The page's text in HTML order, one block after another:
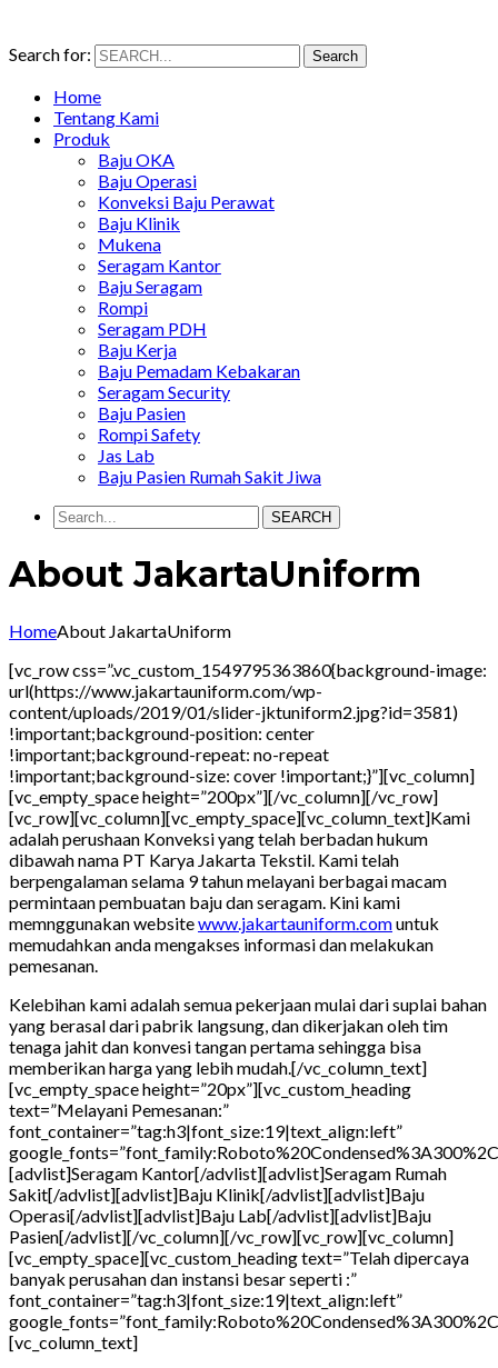
Search for: Search
Home
Tentang Kami
Produk
Baju OKA
Baju Operasi
Konveksi Baju Perawat
Baju Klinik
Mukena
Seragam Kantor
Baju Seragam
Rompi
Seragam PDH
Baju Kerja
Baju Pemadam Kebakaran
Seragam Security
Baju Pasien
Rompi Safety
Jas Lab
Baju Pasien Rumah Sakit Jiwa
SEARCH
About JakartaUniform
HomeAbout JakartaUniform
[vc_row css=”.vc_custom_1549795363860{background-image:
url(https://www.jakartauniform.com/wp-
content/uploads/2019/01/slider-jktuniform2.jpg?id=3581)
!important;background-position: center
!important;background-repeat: no-repeat
!important;background-size: cover !important;}”][vc_column]
[vc_empty_space height=”200px”][/vc_column][/vc_row]
[vc_row][vc_column][vc_empty_space][vc_column_text]Kami
adalah perushaan Konveksi yang telah berbadan hukum
dibawah nama PT Karya Jakarta Tekstil. Kami telah
berpengalaman selama 9 tahun melayani berbagai macam
permintaan pembuatan baju dan seragam. Kini kami
memnggunakan websitewww.jakartauniform.comuntuk
memudahkan anda mengakses informasi dan melakukan
pemesanan.
Kelebihan kami adalah semua pekerjaan mulai dari suplai bahan
yang berasal dari pabrik langsung, dan dikerjakan oleh tim
tenaga jahit dan konvesi tangan pertama sehingga bisa
memberikan harga yang lebih mudah.[/vc_column_text]
[vc_empty_space height=”20px”][vc_custom_heading
text=”Melayani Pemesanan:”
font_container=”tag:h3|font_size:19|text_align:left”
[advlist]Seragam Kantor[/advlist][advlist]Seragam Rumah
Sakit[/advlist][advlist]Baju Klinik[/advlist][advlist]Baju
Operasi[/advlist][advlist]Baju Lab[/advlist][advlist]Baju
Pasien[/advlist][/vc_column][/vc_row][vc_row][vc_column]
[vc_empty_space][vc_custom_heading text=”Telah dipercaya
banyak perusahan dan instansi besar seperti :”
font_container=”tag:h3|font_size:19|text_align:left”
[vc_column_text]